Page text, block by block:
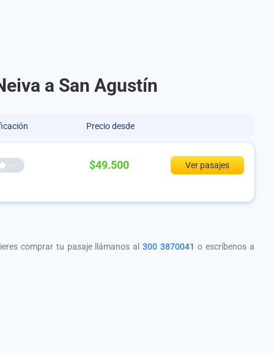
a San Agustín
Precio desde
-- $49.500 Ver pasajes
comprar tu pasaje llámanos al300 3870041 o escríbenos a